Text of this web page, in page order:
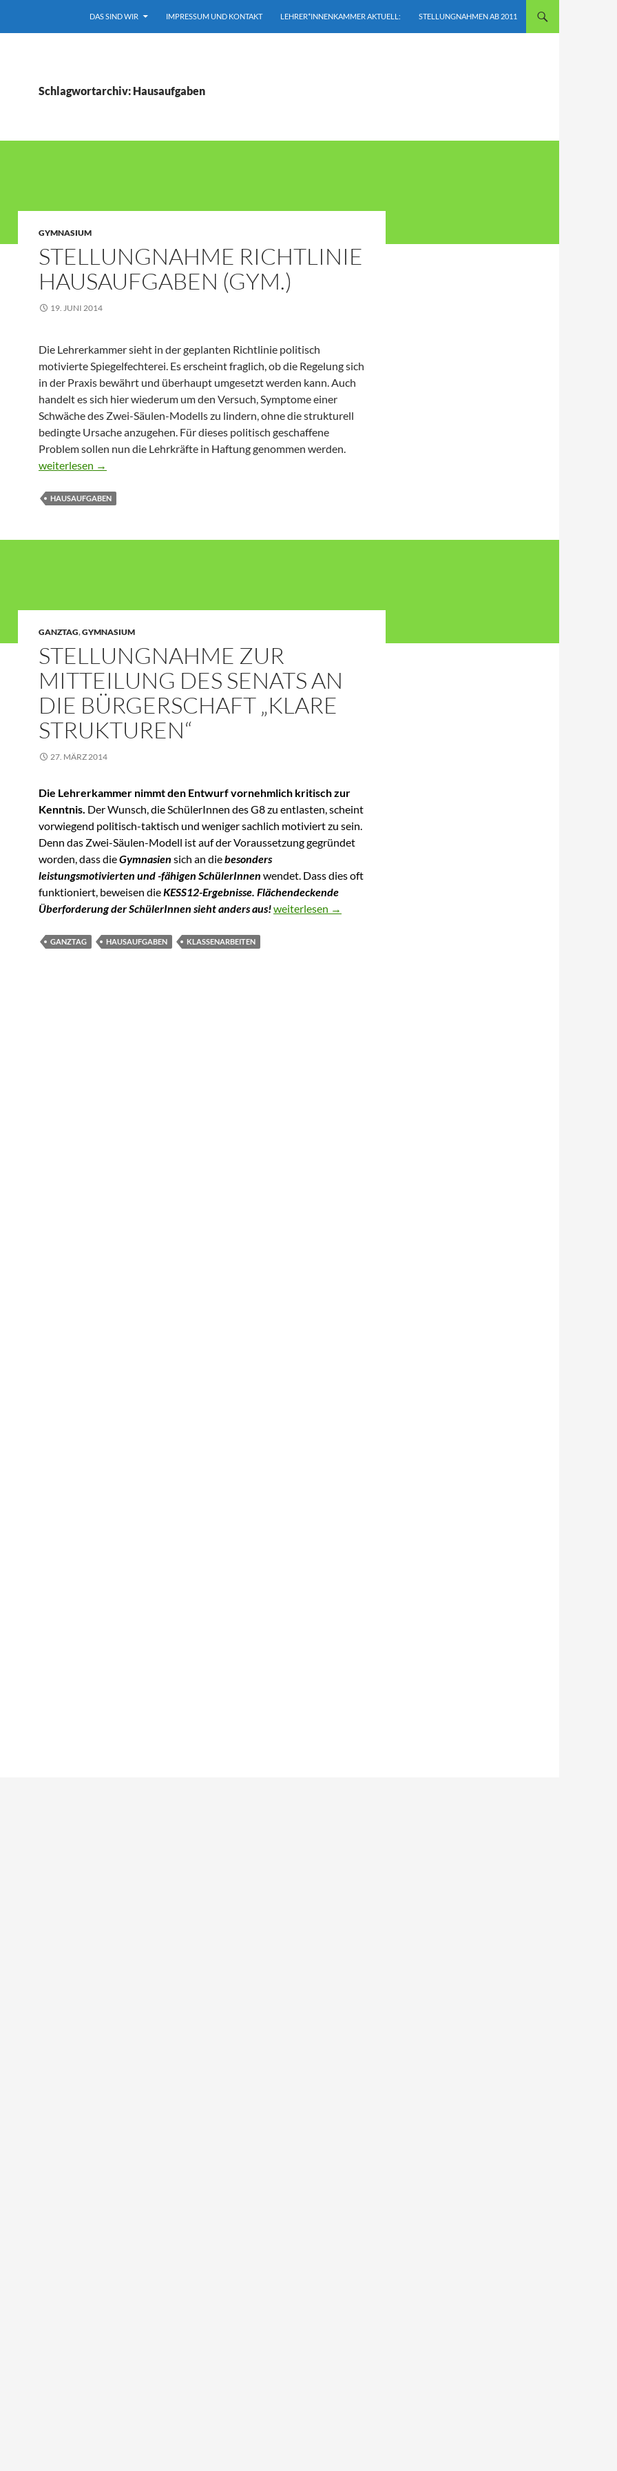
DAS SIND WIR IMPRESSUM UND KONTAKT LEHRER*INNENKAMMER AKTUELL: STELLUNGNAHMEN AB 2011
Schlagwortarchiv: Hausaufgaben
GYMNASIUM
STELLUNGNAHME RICHTLINIE
HAUSAUFGABEN (GYM.)
19. JUNI 2014
Die Lehrerkammer sieht in der geplanten Richtlinie politisch
motivierte Spiegelfechterei. Es erscheint fraglich, ob die Regelung sich
in der Praxis bewährt und überhaupt umgesetzt werden kann. Auch
handelt es sich hier wiederum um den Versuch, Symptome einer
Schwäche des Zwei-Säulen-Modells zu lindern, ohne die strukturell
bedingte Ursache anzugehen. Für dieses politisch geschaffene
Problem sollen nun die Lehrkräfte in Haftung genommen werden.
Stellungnahme Richtlinie Hausaufgaben (Gym.)
weiterlesen →
HAUSAUFGABEN
GANZTAG,GYMNASIUM
STELLUNGNAHME ZUR
MITTEILUNG DES SENATS AN
DIE BÜRGERSCHAFT „KLARE
STRUKTUREN“
27. MÄRZ 2014
Die Lehrerkammer nimmt den Entwurf vornehmlich kritisch zur
Kenntnis. Der Wunsch, die SchülerInnen des G8 zu entlasten, scheint
vorwiegend politisch-taktisch und weniger sachlich motiviert zu sein.
Denn das Zwei-Säulen-Modell ist auf der Voraussetzung gegründet
worden, dass dieGymnasien sich an diebesonders
leistungsmotivierten und -fähigen SchülerInnen wendet. Dass dies oft
funktioniert, beweisen die KESS12-Ergebnisse. Flächendeckende
Überforderung der SchülerInnen sieht anders aus!Stellungnahme zur Mitteilung des Senats an die Bürgerschaft „Klare
weiterlesen →
GANZTAG HAUSAUFGABEN KLASSENARBEITEN